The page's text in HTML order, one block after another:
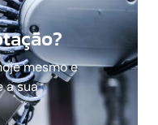
mesmo e
a sua